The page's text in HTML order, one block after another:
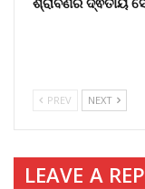
PREV NEXT
LEAVE A